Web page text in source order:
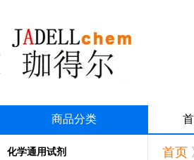
商品分类
化学通用试剂 首页